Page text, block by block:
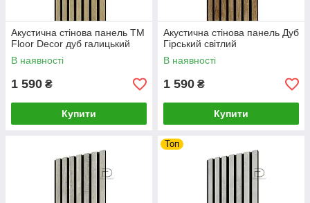
Акустична стінова панель ТМ
Floor Decor дуб галицький
В наявності
1 590 ₴
Купити
Акустична стінова панель Дуб
Гірський світлий
В наявності
1 590 ₴
Купити
Топ